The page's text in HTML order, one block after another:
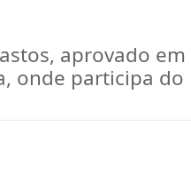
aprovado em
onde participa do